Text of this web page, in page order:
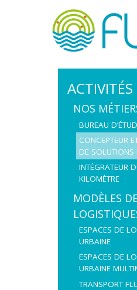
ACTIVITÉS
NOS
BUREAU
CONCEPTEUR
DE SOLUTIONS
INTÉGRATEUR
KILOMÈTRE
MODÈLES
ESPACES DE
URBAINE
ESPACES DE
URBAINE
TRANSPORT